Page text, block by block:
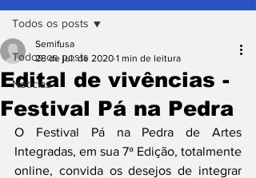
Todos os posts
Notícias
Todos os posts
Edital de vivências -
Festival Pá na Pedra
Semifusa
28 de jul. de 2020 1 min de leitura
O Festival Pá na Pedra de Artes
Integradas, em sua 7ª Edição, totalmente
online, convida os desejos de integrar